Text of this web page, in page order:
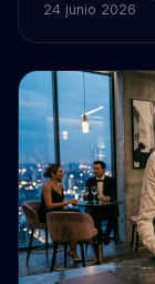
reservas con
24 junio 2026